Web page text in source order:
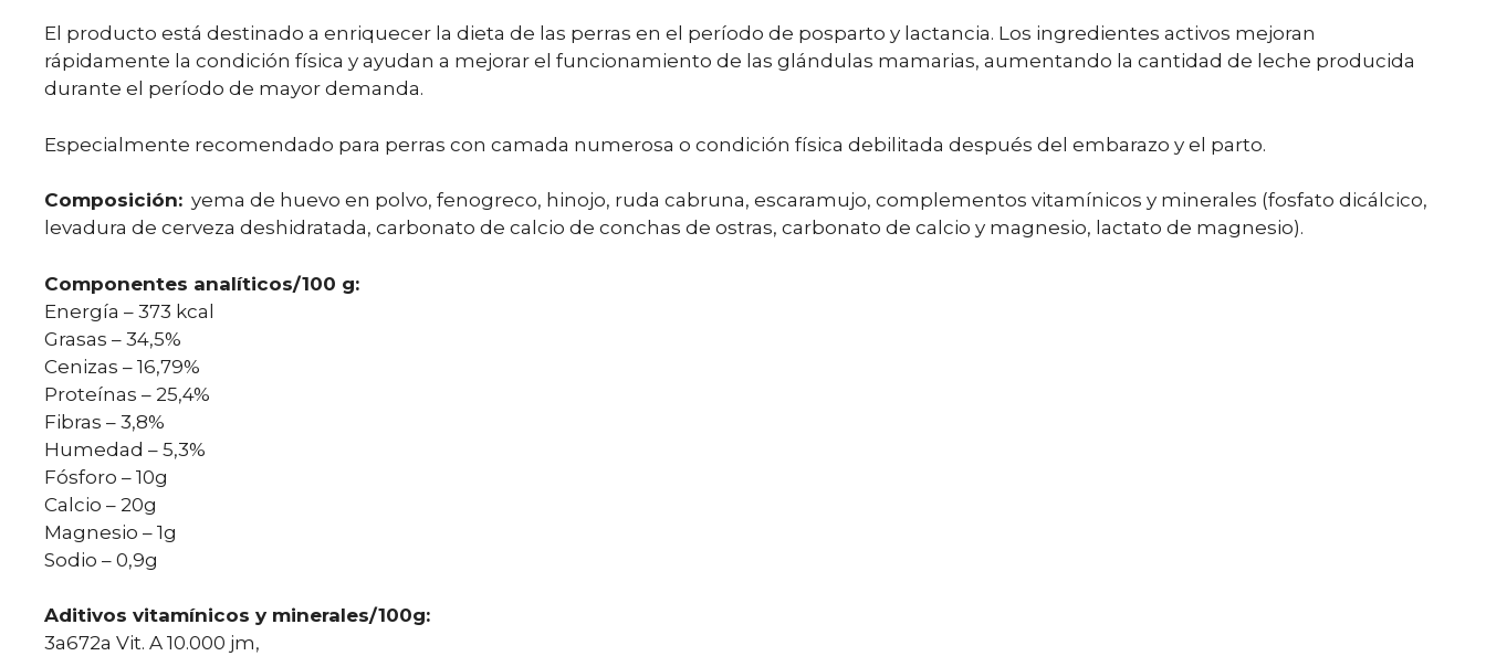
El producto está destinado a enriquecer la dieta de las perras en el período de posparto y lactancia. Los ingredientes activos mejoran
rápidamente la condición física y ayudan a mejorar el funcionamiento de las glándulas mamarias, aumentando la cantidad de leche producida
durante el período de mayor demanda.
Especialmente recomendado para perras con camada numerosa o condición física debilitada después del embarazo y el parto.
Composición: yema de huevo en polvo, fenogreco, hinojo, ruda cabruna, escaramujo, complementos vitamínicos y minerales (fosfato dicálcico,
levadura de cerveza deshidratada, carbonato de calcio de conchas de ostras, carbonato de calcio y magnesio, lactato de magnesio).
Componentes analíticos/100 g:
Energía – 373 kcal
Grasas – 34,5%
Cenizas – 16,79%
Proteínas – 25,4%
Fibras – 3,8%
Humedad – 5,3%
Fósforo – 10g
Calcio – 20g
Magnesio – 1g
Sodio – 0,9g
Aditivos vitamínicos y minerales/100g:
3a672a Vit. A 10.000 jm,